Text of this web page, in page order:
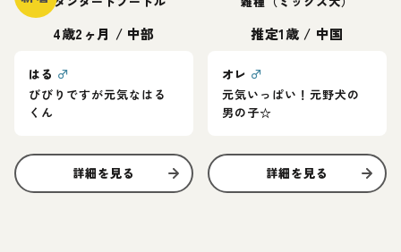
4歳2ヶ月 / 中部
はる ♂
びびりですが元気なはる
くん
詳細を見る
推定1歳 / 中国
オレ ♂
元気いっぱい！元野犬の
男の子☆
詳細を見る